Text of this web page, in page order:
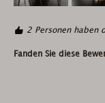
2 Personen haben
Fanden Sie diese